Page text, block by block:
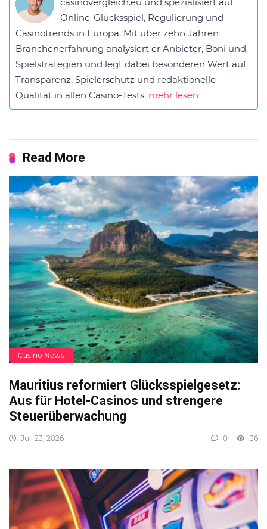
Online-Glücksspiel, Regulierung und
Casinotrends in Europa. Mit über zehn Jahren
Branchenerfahrung analysiert er Anbieter, Boni und
Spielstrategien und legt dabei besonderen Wert auf
Transparenz, Spielerschutz und redaktionelle
Qualität in allen Casino-Tests. mehr lesen
Read More
Casino News
Mauritius reformiert Glücksspielgesetz:
Aus für Hotel-Casinos und strengere
Steuerüberwachung
Juli 23, 2026 0 36